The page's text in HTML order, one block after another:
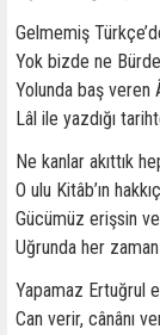
Gelmemiş
Yok bizde ne
Yolunda baş veren
Lâl ile yazdığı
Ne kanlar akıttık
O ulu Kitâb’ın
Gücümüz erişsin
Uğrunda her
Yapamaz Ertuğrul
Can verir, cânânı